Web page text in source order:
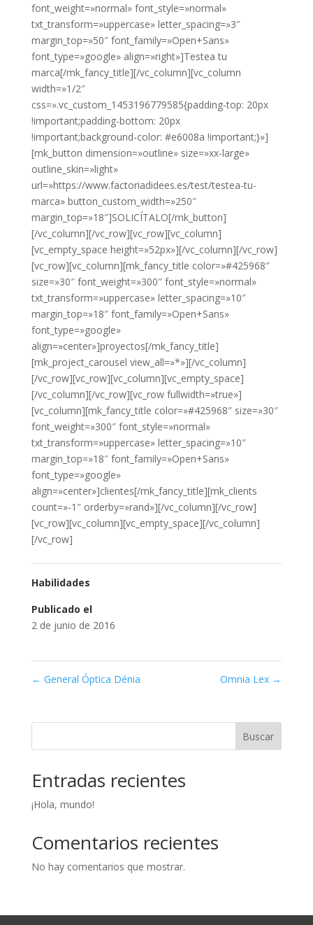
font_weight=»normal» font_style=»normal»
txt_transform=»uppercase» letter_spacing=»3″
margin_top=»50″ font_family=»Open+Sans»
font_type=»google» align=»right»]Testea tu
marca[/mk_fancy_title][/vc_column][vc_column
width=»1/2″
css=».vc_custom_1453196779585{padding-top: 20px
!important;padding-bottom: 20px
!important;background-color: #e6008a !important;}»]
[mk_button dimension=»outline» size=»xx-large»
outline_skin=»light»
url=»https://www.factoriadidees.es/test/testea-tu-
marca» button_custom_width=»250″
margin_top=»18″]SOLICÍTALO[/mk_button]
[/vc_column][/vc_row][vc_row][vc_column]
[vc_empty_space height=»52px»][/vc_column][/vc_row]
[vc_row][vc_column][mk_fancy_title color=»#425968″
size=»30″ font_weight=»300″ font_style=»normal»
txt_transform=»uppercase» letter_spacing=»10″
margin_top=»18″ font_family=»Open+Sans»
font_type=»google»
align=»center»]proyectos[/mk_fancy_title]
[mk_project_carousel view_all=»*»][/vc_column]
[/vc_row][vc_row][vc_column][vc_empty_space]
[/vc_column][/vc_row][vc_row fullwidth=»true»]
[vc_column][mk_fancy_title color=»#425968″ size=»30″
font_weight=»300″ font_style=»normal»
txt_transform=»uppercase» letter_spacing=»10″
margin_top=»18″ font_family=»Open+Sans»
font_type=»google»
align=»center»]clientes[/mk_fancy_title][mk_clients
count=»-1″ orderby=»rand»][/vc_column][/vc_row]
[vc_row][vc_column][vc_empty_space][/vc_column]
[/vc_row]
Habilidades
Publicado el
2 de junio de 2016
← General Óptica Dénia Omnia Lex →
Buscar
Entradas recientes
¡Hola, mundo!
Comentarios recientes
No hay comentarios que mostrar.